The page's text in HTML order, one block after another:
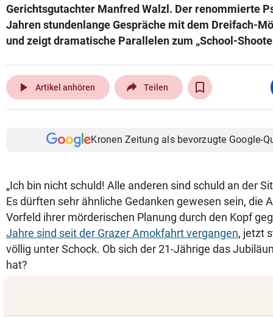
Gerichtsgutachter Manfred Walzl. Der renommierte
Jahren stundenlange Gespräche mit dem Dreifach-
und zeigt dramatische Parallelen zum „School-
play_arrow Artikel anhören Teilen
Kronen Zeitung als bevorzugte Google-
„Ich bin nicht schuld! Alle anderen sind schuld an der
Es dürften sehr ähnliche Gedanken gewesen sein, die
Vorfeld ihrer mörderischen Planung durch den Kopf
Jahre sind seit der Grazer Amokfahrt vergangen, jetzt
völlig unter Schock. Ob sich der 21-Jährige das
hat?